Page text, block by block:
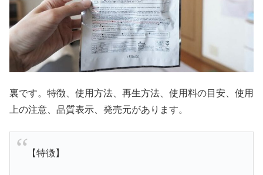
裏です。特徴、使用方法、再生方法、使用料の目安、使用
上の注意、品質表示、発売元があります。
【特徴】